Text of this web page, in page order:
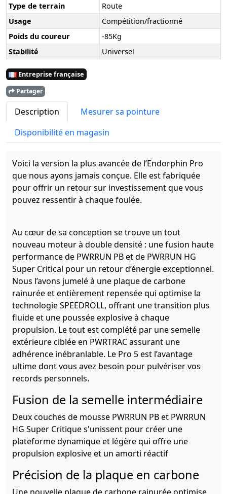
Type de terrain
Route
Usage
Compétition/fractionné
Poids du coureur
-85Kg
Stabilité
Universel
Entreprise française
Partager
Description
Mesurer sa pointure
Disponibilité en magasin
Voici la version la plus avancée de l’Endorphin Pro
que nous ayons jamais conçue. Elle est fabriquée
pour offrir un retour sur investissement que vous
pouvez ressentir à chaque foulée.
Au cœur de sa conception se trouve un tout
nouveau moteur à double densité : une fusion haute
performance de PWRRUN PB et de PWRRUN HG
Super Critical pour un retour d’énergie exceptionnel.
Nous l’avons jumelé à une plaque de carbone
rainurée et entièrement repensée qui optimise la
technologie SPEEDROLL, offrant une transition plus
fluide et une poussée explosive à chaque
propulsion. Le tout est complété par une semelle
extérieure ciblée en PWRTRAC assurant une
adhérence inébranlable. Le Pro 5 est l’avantage
ultime dont vous avez besoin pour pulvériser vos
records personnels.
Fusion de la semelle intermédiaire
Deux couches de mousse PWRRUN PB et PWRRUN
HG Super Critique s'unissent pour créer une
plateforme dynamique et légère qui offre une
propulsion explosive et un amorti réactif
Précision de la plaque en carbone